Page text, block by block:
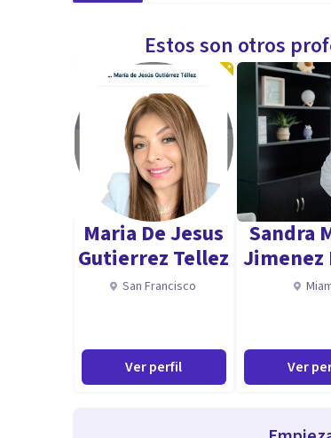
Estos son otros
Maria De Jesus
Gutierrez Tellez
San Francisco
Ver perfil
Sandra
Jimenez
Ver